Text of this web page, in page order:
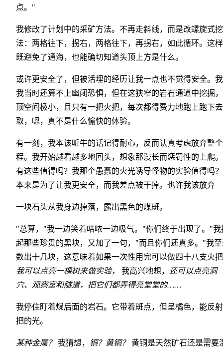
点。"
我修改了计划中的采矿方法。不再走斜线，而是改螺旋式挖
法：两格往下，拐右，两格往下，再拐右，如此循环。这
既避免了通海，也能确切知道头顶上方是什么。
或许更安全了，但被活埋的经历让我一点也不觉得安全。
我当时还算不上幽闭恐惧，但在这狭窄的岩石通道中挖掘
顶空间极小，且只有一把火把，每次都得费力地跑上跑下去
取，嗯，真不是什么愉快的体验。
有一刻，我本该听牛的话记得耐心，反而认真考虑放弃整
程。我开始越看越多地回头，想象那漫长而惩罚性的上爬
有这些值得吗？我那个愚蠢的火光诱导怪物的实验值得吗
本来是为了让我更安全，而我差点被干掉。也许我该放
一块石头从我身边掉落，露出黑色的煤斑。
"总算，"我一边笑着咕哝一边吸气。"你们终于出现了。"我
起那些珍贵的黑块，又加了一句，"而且你们还真多。"我
数出十几块，这意味着如果一次性用完可以做四十八支火
我可以点亮一棵树来做实验，
我高兴地想，
还可以点亮洞
穴、观察室和隧道，把它们都弄得亮堂堂的……
我停住盯着煤后面的岩石。它带着斑点，但呈橘色，能反
把的光。
某种金属？ 我猜想， 铜？黄铜？ 黄铜是天然矿石还是需要